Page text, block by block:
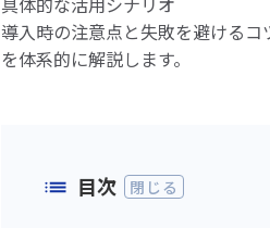
導入時の注意点と失敗を避けるコ
を体系的に解説します。
閉じる
目次